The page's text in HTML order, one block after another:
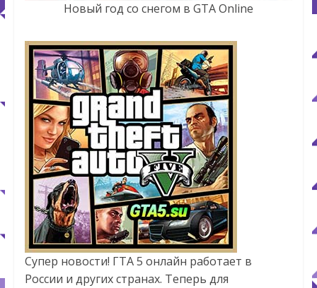
Новый год со снегом в GTA Online
Супер новости! ГТА 5 онлайн работает в
России и других странах. Теперь для